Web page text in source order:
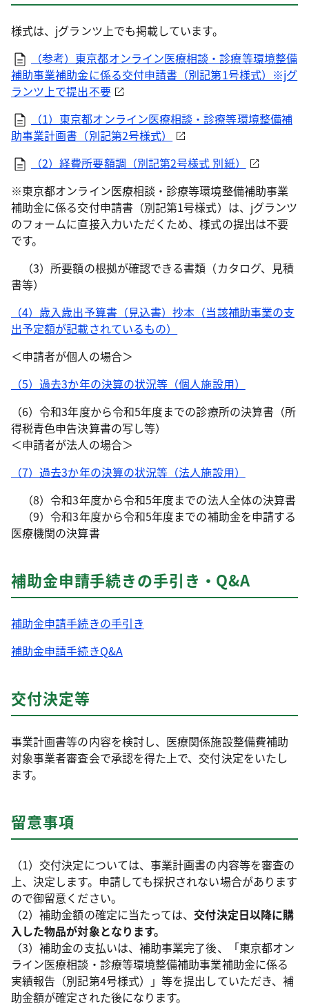
様式は、jグランツ上でも掲載しています。
（参考）東京都オンライン医療相談・診療等環境整備
補助事業補助金に係る交付申請書（別記第1号様式）※jグ
ランツ上で提出不要
（1）東京都オンライン医療相談・診療等環境整備補
助事業計画書（別記第2号様式）
（2）経費所要額調（別記第2号様式 別紙）
※東京都オンライン医療相談・診療等環境整備補助事業
補助金に係る交付申請書（別記第1号様式）は、jグランツ
のフォームに直接入力いただくため、様式の提出は不要
です。
（3）所要額の根拠が確認できる書類（カタログ、見積
書等）
​（4）歳入歳出予算書（見込書）抄本（当該補助事業の支
出予定額が記載されているもの）​
＜申請者が個人の場合＞
​（5）過去3か年の決算の状況等（個人施設用）​
（6）令和3年度から令和5年度までの診療所の決算書（所
得税青色申告決算書の写し等）
＜申請者が法人の場合＞
​（7）過去3か年の決算の状況等（法人施設用）​
（8）令和3年度から令和5年度までの法人全体の決算書
（9）令和3年度から令和5年度までの補助金を申請する
医療機関の決算書
補助金申請手続きの手引き・Q&A
​補助金申請手続きの手引き​
​補助金申請手続きQ&A
交付決定等
事業計画書等の内容を検討し、医療関係施設整備費補助
対象事業者審査会で承認を得た上で、交付決定をいたし
ます。
留意事項
（1）交付決定については、事業計画書の内容等を審査の
上、決定します。申請しても採択されない場合があります
ので御留意ください。
（2）補助金額の確定に当たっては、 交付決定日以降に購
入した物品が対象となります。
（3）補助金の支払いは、補助事業完了後、「東京都オン
ライン医療相談・診療等環境整備補助事業補助金に係る
実績報告（別記第4号様式）」等を提出していただき、補
助金額が確定された後になります。